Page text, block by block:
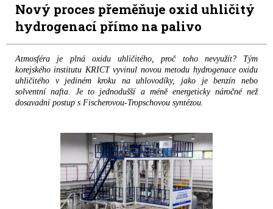
Nový proces přeměňuje oxid uhličitý
hydrogenací přímo na palivo
Atmosféra je plná oxidu uhličitého, proč toho nevyužít? Tým
korejského institutu KRICT vyvinul novou metodu hydrogenace oxidu
uhličitého v jediném kroku na uhlovodíky, jako je benzín nebo
solventní nafta. Je to jednodušší a méně energeticky náročné než
dosavadní postup s Fischerovou-Tropschovou syntézou.